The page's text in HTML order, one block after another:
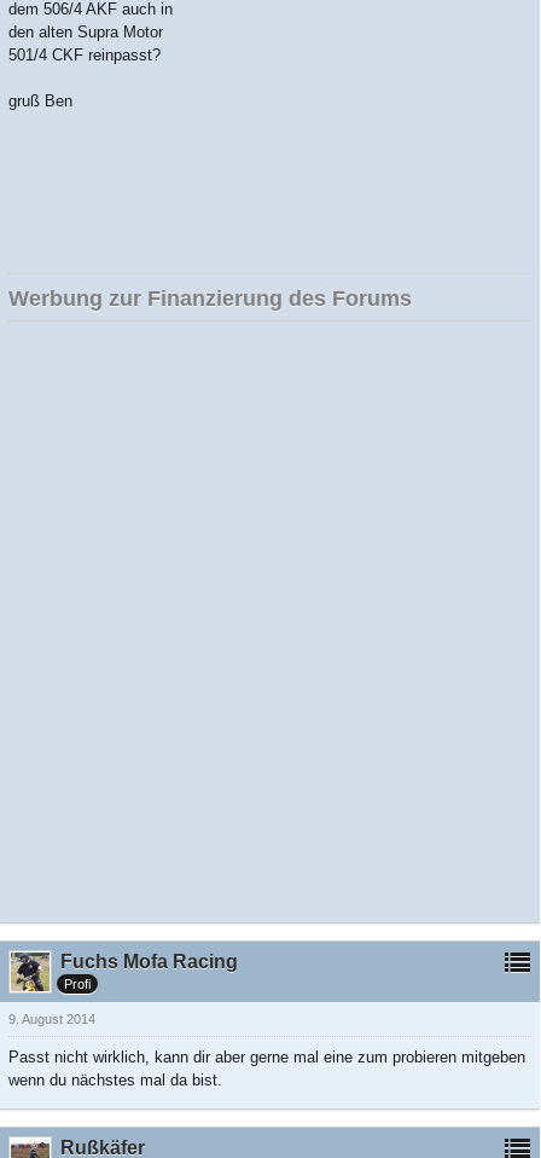
dem 506/4 AKF auch in
den alten Supra Motor
501/4 CKF reinpasst?
gruß Ben
Werbung zur Finanzierung des Forums
Fuchs Mofa Racing
Profi
9. August 2014
Passt nicht wirklich, kann dir aber gerne mal eine zum probieren mitgeben
wenn du nächstes mal da bist.
Rußkäfer